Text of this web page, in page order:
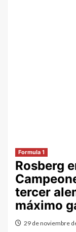
Formula 1
Rosberg
tercer
máximo
29 de noviembre